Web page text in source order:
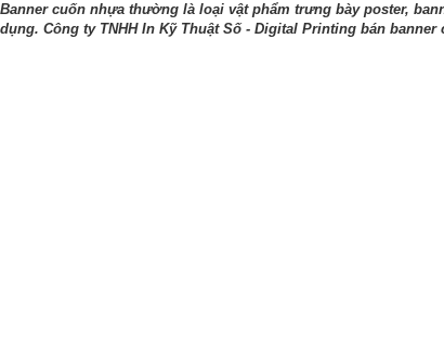
Banner cuốn nhựa thường là loại vật phẩm trưng bày poster,
dụng. Công ty TNHH In Kỹ Thuật Số - Digital Printing bán